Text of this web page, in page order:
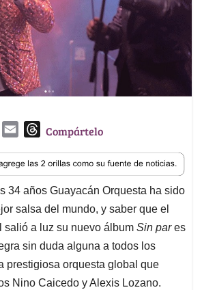
a
i
l
T
r
e
a
d
s
Compártelo
34 años Guayacán Orquesta ha sido
salsa del mundo, y saber que el
salió a luz su nuevo álbum Sin pares
sin duda alguna a todos los
prestigiosa orquesta global que
Nino Caicedo y Alexis Lozano.